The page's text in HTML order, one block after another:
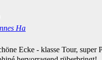
Ha
Ecke - klasse Tour, super